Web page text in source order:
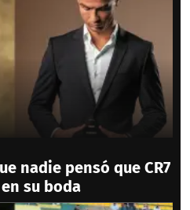
nadie pensó que CR7
su boda